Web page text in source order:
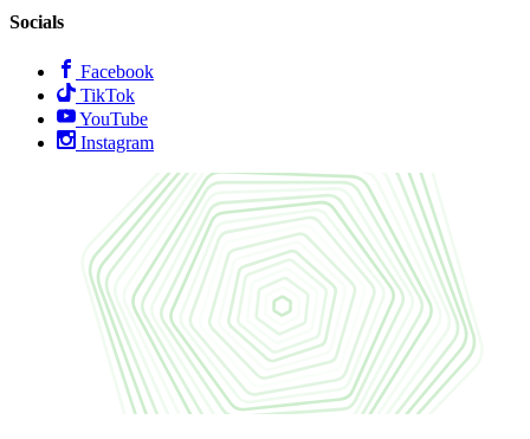
Socials
Facebook
TikTok
YouTube
Instagram